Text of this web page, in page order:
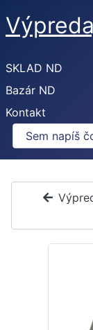
SKLAD ND
Bazár ND
Kontakt